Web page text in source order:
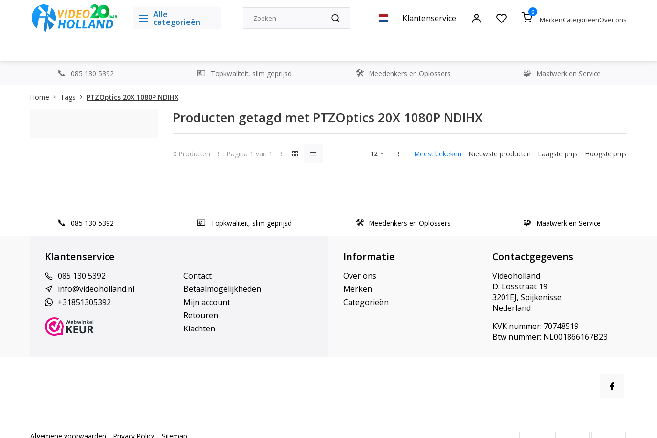
Alle
categorieën Klantenservice
0
MerkenCategorieënOver ons
085 130 5392 Topkwaliteit, slim geprijsd Meedenkers en Oplossers Maatwerk en Service
Home Tags PTZOptics 20X 1080P NDIHX
Producten getagd met PTZOptics 20X 1080P NDIHX
0 Producten Pagina 1 van 1 Meest bekeken Nieuwste producten Laagste prijs Hoogste prijs
085 130 5392 Topkwaliteit, slim geprijsd Meedenkers en Oplossers Maatwerk en Service
Klantenservice
085 130 5392
info@videoholland.nl
+31851305392
Contact
Betaalmogelijkheden
Mijn account
Retouren
Klachten
Informatie
Over ons
Merken
Categorieën
Contactgegevens
Videoholland
D. Losstraat 19
3201EJ, Spijkenisse
Nederland
KVK nummer: 70748519
Btw nummer: NL001866167B23
Algemene voorwaarden Privacy Policy Sitemap